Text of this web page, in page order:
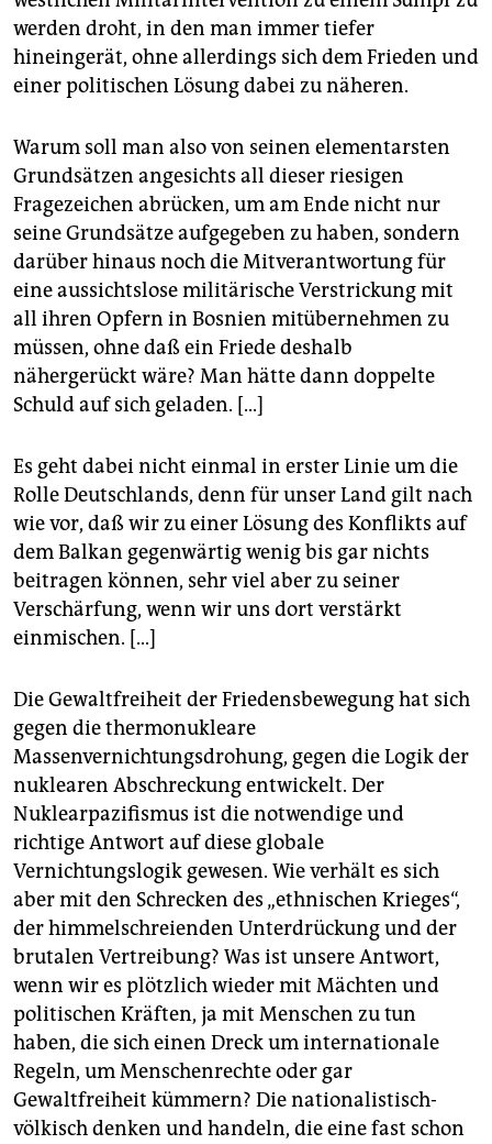
werden droht, in den man immer tiefer
hineingerät, ohne allerdings sich dem Frieden und
einer politischen Lösung dabei zu näheren.
Warum soll man also von seinen elementarsten
Grundsätzen angesichts all dieser riesigen
Fragezeichen abrücken, um am Ende nicht nur
seine Grundsätze aufgegeben zu haben, sondern
darüber hinaus noch die Mitverantwortung für
eine aussichtslose militärische Verstrickung mit
all ihren Opfern in Bosnien mitübernehmen zu
müssen, ohne daß ein Friede deshalb
nähergerückt wäre? Man hätte dann doppelte
Schuld auf sich geladen. [...]
Es geht dabei nicht einmal in erster Linie um die
Rolle Deutschlands, denn für unser Land gilt nach
wie vor, daß wir zu einer Lösung des Konflikts auf
dem Balkan gegenwärtig wenig bis gar nichts
beitragen können, sehr viel aber zu seiner
Verschärfung, wenn wir uns dort verstärkt
einmischen. [...]
Die Gewaltfreiheit der Friedensbewegung hat sich
gegen die thermonukleare
Massenvernichtungsdrohung, gegen die Logik der
nuklearen Abschreckung entwickelt. Der
Nuklearpazifismus ist die notwendige und
richtige Antwort auf diese globale
Vernichtungslogik gewesen. Wie verhält es sich
aber mit den Schrecken des „ethnischen Krieges“,
der himmelschreienden Unterdrückung und der
brutalen Vertreibung? Was ist unsere Antwort,
wenn wir es plötzlich wieder mit Mächten und
politischen Kräften, ja mit Menschen zu tun
haben, die sich einen Dreck um internationale
Regeln, um Menschenrechte oder gar
Gewaltfreiheit kümmern? Die nationalistisch-
völkisch denken und handeln, die eine fast schon